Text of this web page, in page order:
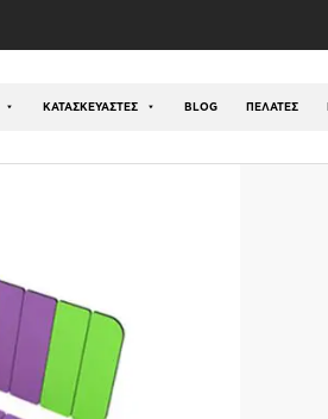
ΚΑΤΑΣΚΕΥΑΣΤΕΣ BLOG ΠΕΛΑΤΕΣ